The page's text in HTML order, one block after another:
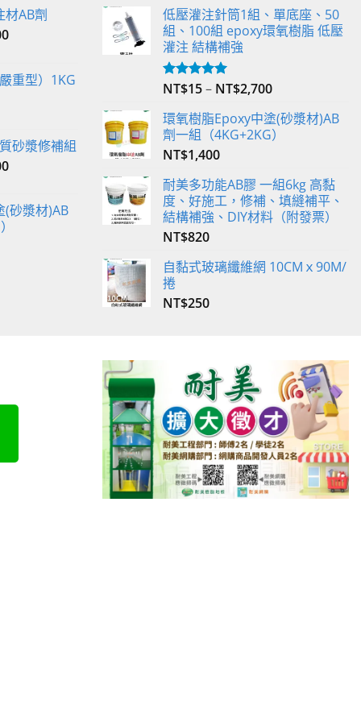
AB劑
重型）1KG
砂漿修補組
(砂漿材)AB
低壓灌注針筒1組、單底座、50
組、100組 epoxy環氧樹脂 低壓
灌注 結構補強
評分5.00
NT$15– NT$2,700
環氧樹脂Epoxy中塗(砂漿材)AB
劑一組（4KG+2KG）
NT$1,400
耐美多功能AB膠 一組6kg 高黏
度、好施工，修補、填縫補平、
結構補強、DIY材料（附發票）
NT$820
自黏式玻璃纖維網 10CMｘ90M/
捲
NT$250